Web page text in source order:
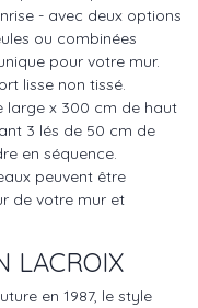
- avec deux options
ou combinées
pour votre mur.
lisse non tissé.
large x 300 cm de haut
3 lés de 50 cm de
en séquence.
peuvent être
de votre mur et
LACROIX
en 1987, le style